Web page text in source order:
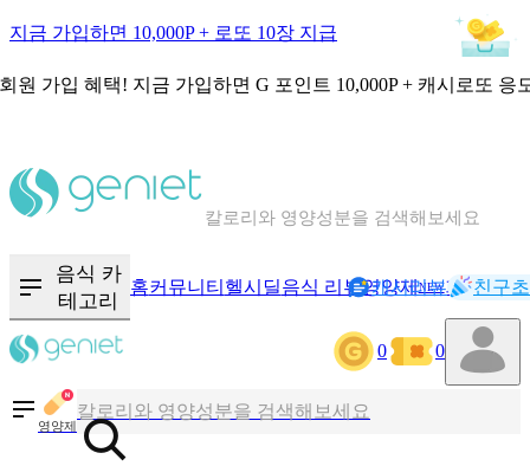
지금 가입하면 10,000P + 로또 10장 지급
원 가입 혜택! 지금 가입하면 G 포인트 10,000P + 캐시로또 응
음식 · 영양제 리뷰를 찾아보세요
음식 카
테고리
홈커뮤니티 헬시딜음식 리뷰영양제NEW기록
캐시리뷰 친구
0 0
영양제
칼로리와 영양성분을 검색해보세요
혈당 · 다이어트 음식 검색해보세요